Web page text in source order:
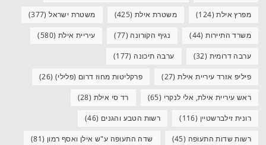
מפרץ אילת(124) משטרת אילת (425) משטרת ישראל(377)
משרד התיירות(44) נגיף הקורונה (77) עיריית אילת (580)
ערבה דרומית (32) ערבה תיכונה (177)
פיליפ אזרד עיריית אילת(27) פרקליטות מחוז דרום (פלילי) (26)
ראש עיריית אילת, אלי לנקרי (65) רד סי אילת (28)
רונית זילברשטיין (116) רשות הטבע והגנים (46)
רשות שדות התעופה (45) שדה התעופה ע"ש אילן ואסף רמון (81)